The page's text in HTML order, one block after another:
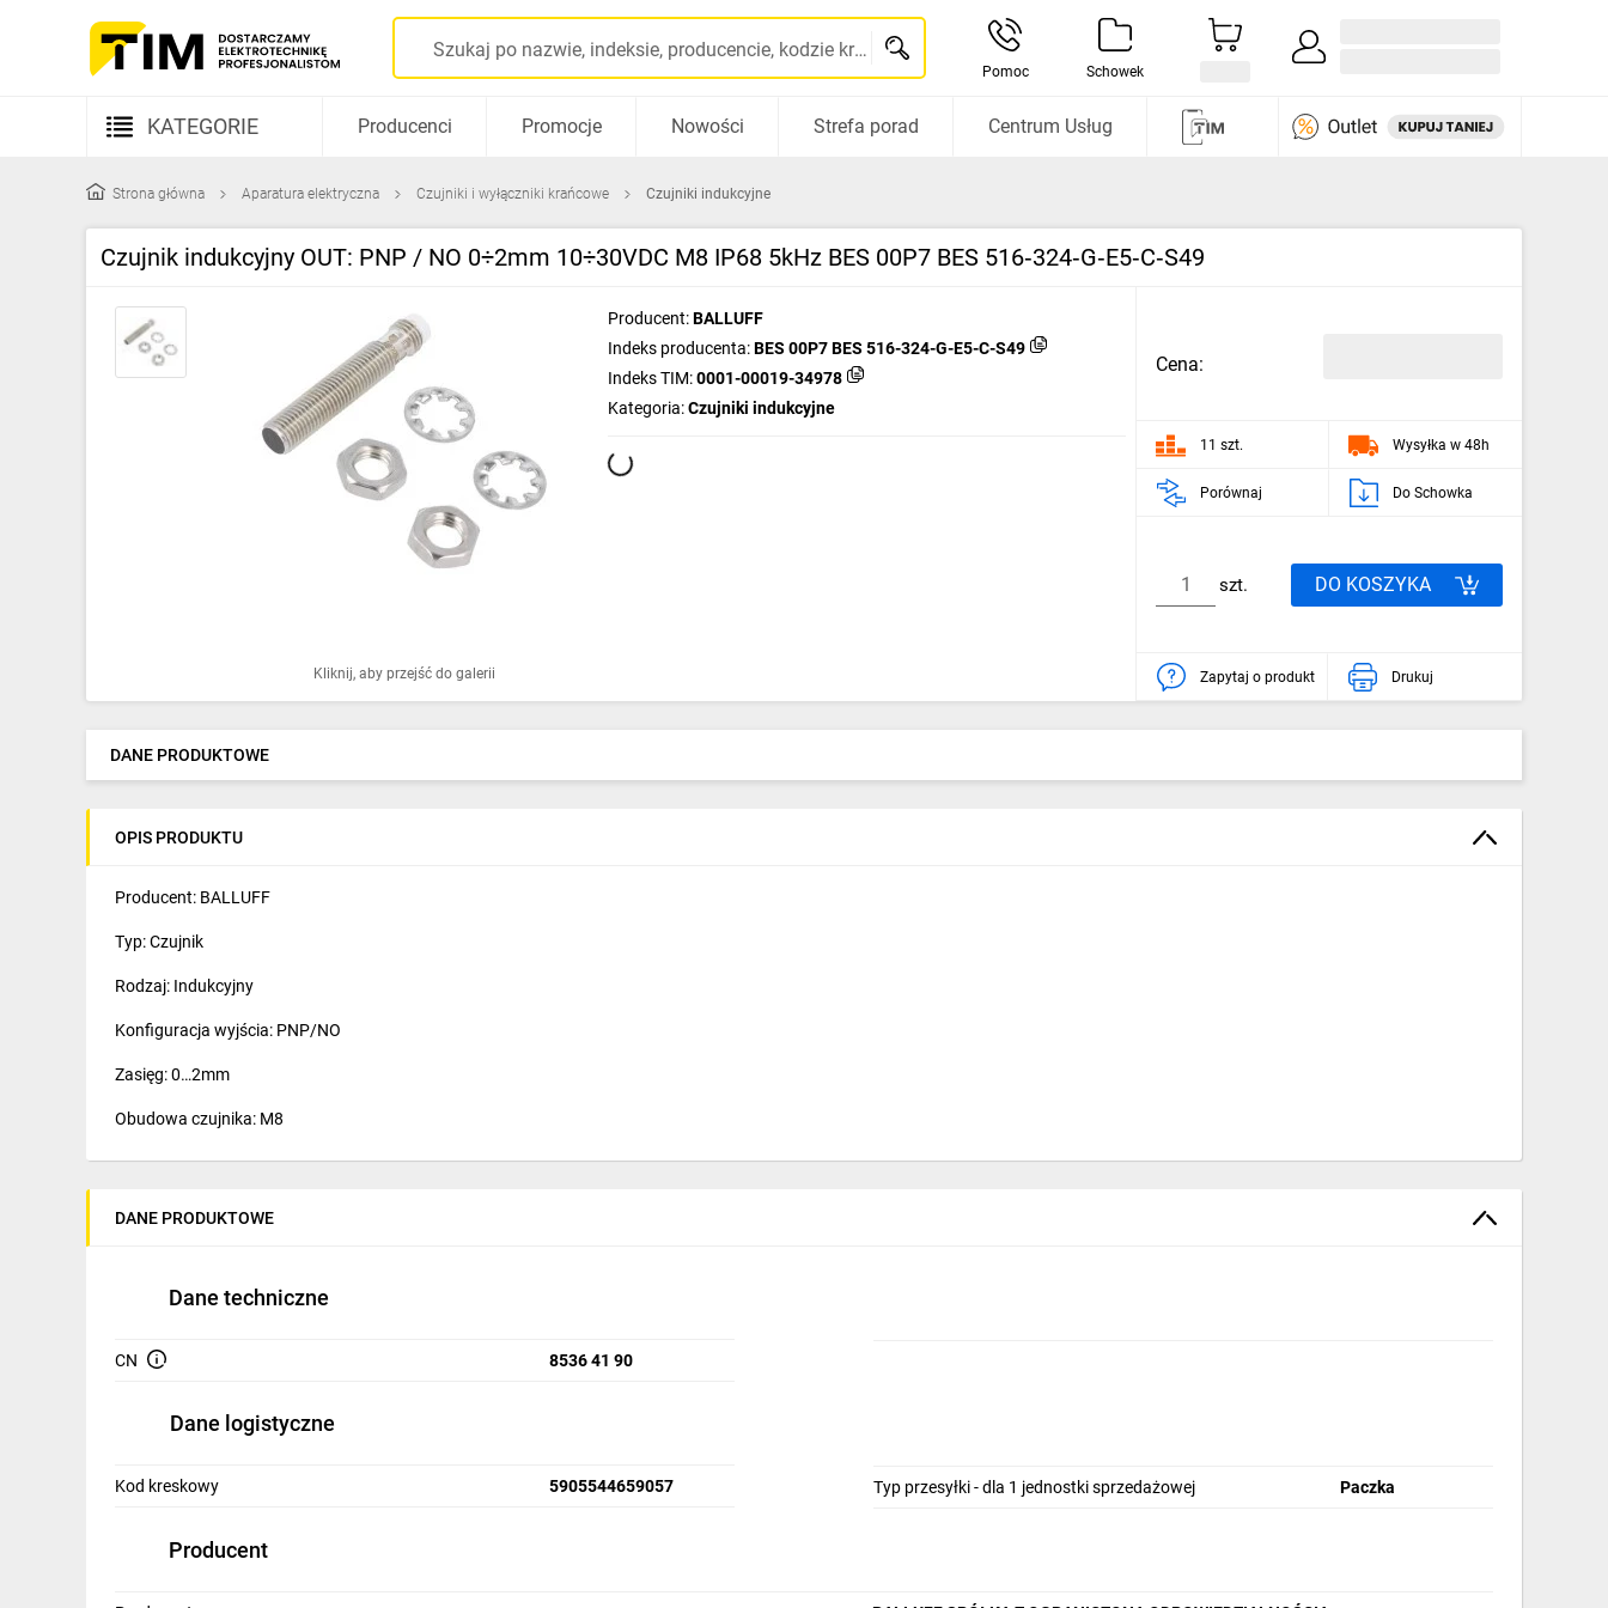
Szukaj po nazwie, indeksie, producencie, kodzie kreskowym...
Pomoc Schowek
KATEGORIE
Kable i przewody
Rozdzielnice i obudowy
Elementy prowadzenia kabli
Fotowoltaika
Ogrzewanie
Elektronarzędzia i mierniki
Napędy elektryczne
Pneumatyka
Dom i ogród
Klimatyzacja
IT, GSM
Telewizja naziemna i satelitarna
Producenci Promocje Nowości Strefa porad Centrum Usług
Strona główna Aparatura elektryczna Czujniki i wyłączniki krańcowe Czujniki indukcyjne
Czujnik indukcyjny OUT: PNP / NO 0÷2mm 10÷30VDC M8 IP68 5kHz BES 00P7 BES 516‑324‑G‑E5‑C‑S49
Kliknij, aby przejść do galerii
Producent:BALLUFF
Indeks producenta:BES 00P7 BES 516-324-G-E5-C-S49
Indeks TIM:0001-00019-34978
Kategoria:Czujniki indukcyjne
Cena:
11 szt. Wysyłka w 48h
Porównaj Do Schowka
szt. DO KOSZYKA
Zapytaj o produkt Drukuj
DANE PRODUKTOWE
OPIS PRODUKTU
Producent: BALLUFF
Typ: Czujnik
Rodzaj: Indukcyjny
Konfiguracja wyjścia: PNP/NO
Zasięg: 0…2mm
Obudowa czujnika: M8
DANE PRODUKTOWE
Dane techniczne
CN 8536 41 90
Dane logistyczne
Kod kreskowy 5905544659057 Typ przesyłki - dla 1 jednostki sprzedażowej Paczka
Producent